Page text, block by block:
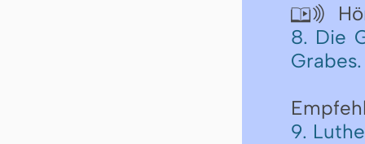

8. Die
Grabes.
9.